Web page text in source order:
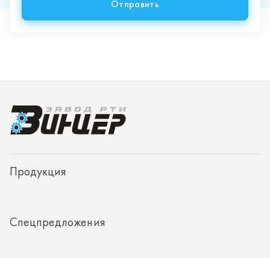
Спецпредложения
Доставка и оплата